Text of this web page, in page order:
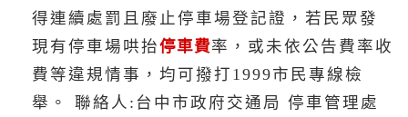
得連續處罰且廢止停車場登記證，若民眾發
現有停車場哄抬停車費率，或未依公告費率收
費等違規情事，均可撥打1999市民專線檢
舉。 聯絡人:台中市政府交通局 停車管理處